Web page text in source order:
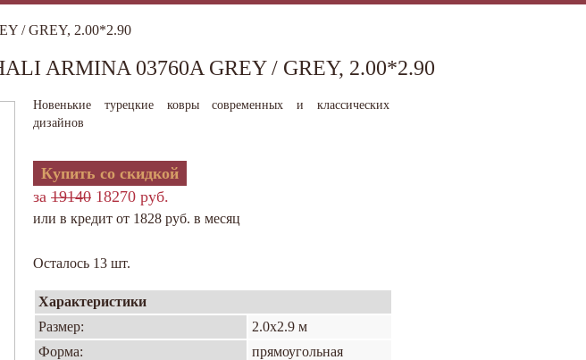
/ GREY, 2.00*2.90
ARMINA 03760A GREY / GREY, 2.00*2.90
Новенькие турецкие ковры современных и классических
дизайнов
Купить со скидкой
за 19140 18270 руб.
или в кредит от 1828 руб. в месяц
Осталось 13 шт.
Характеристики
Размер:
2.0х2.9 м
Форма:
прямоугольная